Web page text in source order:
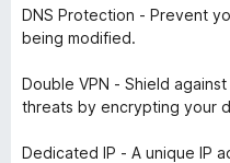
DNS Protection - Prevent
being modified.
Double VPN - Shield
threats by encrypting your
Dedicated IP - A unique IP